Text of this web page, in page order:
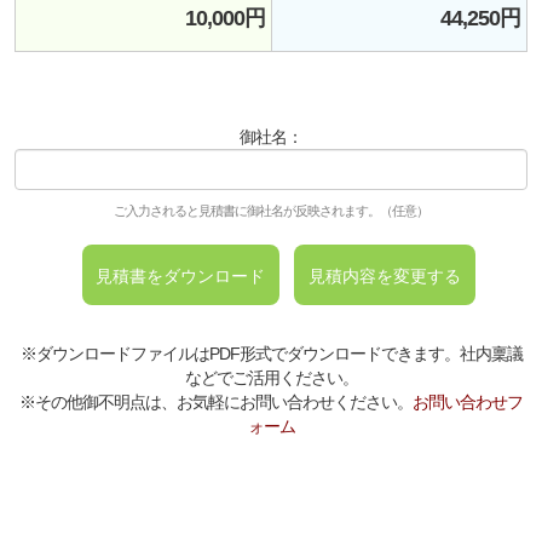
10,000円 44,250円
御社名：
ご入力されると見積書に御社名が反映されます。（任意）
※ダウンロードファイルはPDF形式でダウンロードできます。社内稟議
などでご活用ください。
※その他御不明点は、お気軽にお問い合わせください。 お問い合わせフ
ォーム